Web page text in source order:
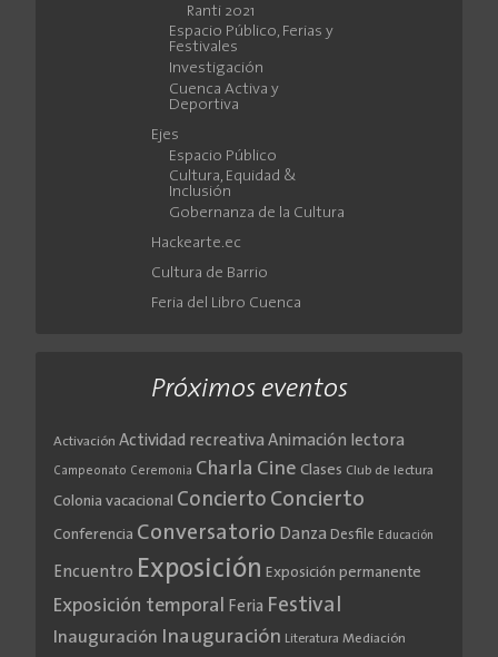
Ranti 2021
Espacio Público, Ferias y
Festivales
Investigación
Cuenca Activa y
Deportiva
Ejes
Espacio Público
Cultura, Equidad &
Inclusión
Gobernanza de la Cultura
Hackearte.ec
Cultura de Barrio
Feria del Libro Cuenca
Próximos eventos
Activación Actividad recreativa Animación lectora
Campeonato Ceremonia Charla Cine Clases Club de lectura
Colonia vacacional Concierto Concierto
Conferencia Conversatorio Danza Desfile Educación
Encuentro Exposición Exposición permanente
Exposición temporal Feria Festival
Inauguración Inauguración Literatura Mediación